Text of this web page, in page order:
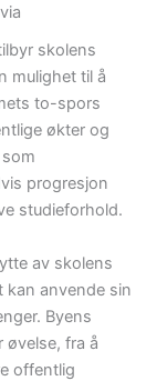
skolens
mulighet til å
to-spors
økter og
progresjon
studieforhold.
av skolens
kan anvende sin
Byens
øvelse, fra å
offentlig